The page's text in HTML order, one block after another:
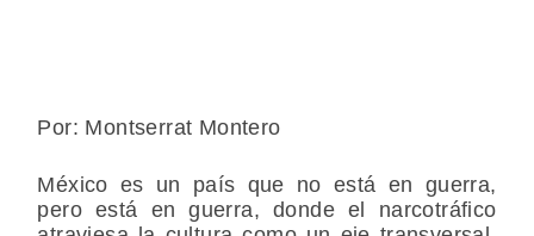
Por: Montserrat Montero
México es un país que no está en guerra,
pero está en guerra, donde el narcotráfico